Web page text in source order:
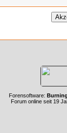
Forensoftware:
Forum online seit 19